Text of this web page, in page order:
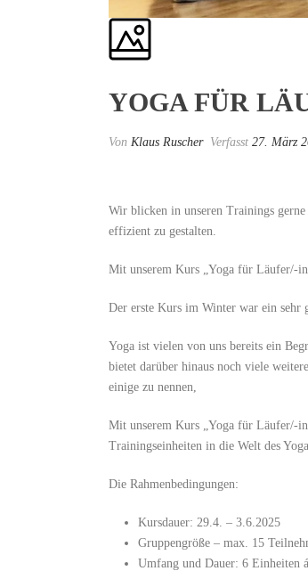
YOGA FÜR
Von Klaus Ruscher Verfasst 27. März
Wir blicken in unseren Trainings
effizient zu gestalten.
Mit unserem Kurs „Yoga für Läufer/-
Der erste Kurs im Winter war ein sehr
Yoga ist vielen von uns bereits ein
bietet darüber hinaus noch viele
einige zu nennen,
Mit unserem Kurs „Yoga für Läufer/-
Trainingseinheiten in die Welt des
Die Rahmenbedingungen:
Kursdauer: 29.4. – 3.6.2025
Gruppengröße – max. 15
Umfang und Dauer: 6 Einheiten